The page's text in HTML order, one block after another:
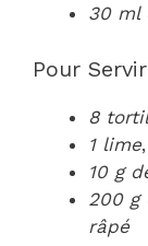
30 ml
Pour Servir
8
1 lime
10 g
200 g
râpé